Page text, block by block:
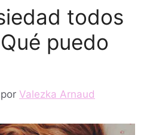
todos
puedo
por Valezka Arnaud